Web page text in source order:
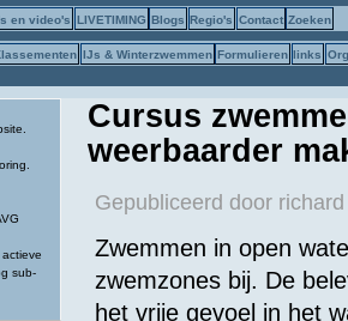
en video's LIVETIMING Blogs Regio's Contact Zoeken
IJs & Winterzwemmen Formulieren links
sub-
Cursus
weerbaarder
Gepubliceerd door
Zwemmen in open
zwemzones bij. De
het vrije gevoel in het